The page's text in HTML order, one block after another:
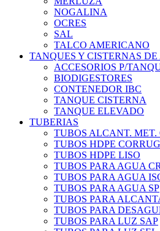
NOGALINA
OCRES
SAL
TALCO AMERICANO
TANQUES Y CISTERNAS
ACCESORIOS P/
BIODIGESTORES
CONTENEDOR IBC
TANQUE CISTERNA
TANQUE ELEVADO
TUBERIAS
TUBOS ALCANT. MET.
TUBOS HDPE
TUBOS HDPE LISO
TUBOS PARA AGUA CR
TUBOS PARA AGUA
TUBOS PARA AGUA SP
TUBOS PARA
TUBOS PARA
TUBOS PARA LUZ SAP